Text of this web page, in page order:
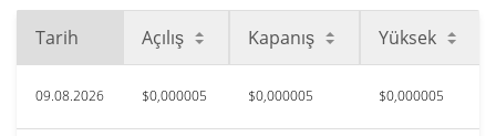
Tarih Açılış Kapanış Yüksek
09.08.2026 $0,000005 $0,000005 $0,000005